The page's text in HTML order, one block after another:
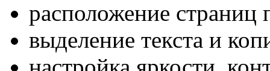
расположение страниц
выделение текста и